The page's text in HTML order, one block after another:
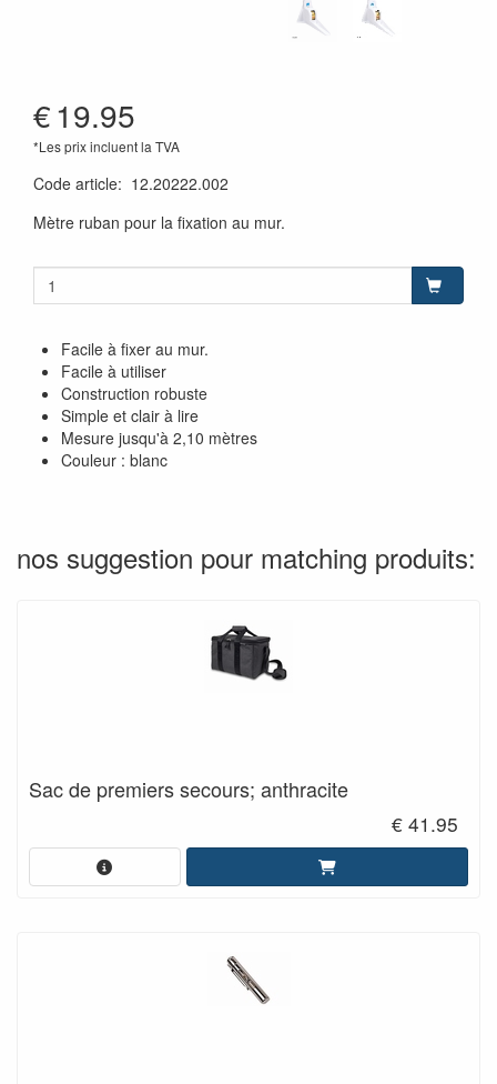
€19.95
*Les prix incluent la TVA
Code article: 12.20222.002
Mètre ruban pour la fixation au mur.
Facile à fixer au mur.
Facile à utiliser
Construction robuste
Simple et clair à lire
Mesure jusqu'à 2,10 mètres
Couleur : blanc
nos suggestion pour matching produits:
Sac de premiers secours; anthracite
€ 41.95